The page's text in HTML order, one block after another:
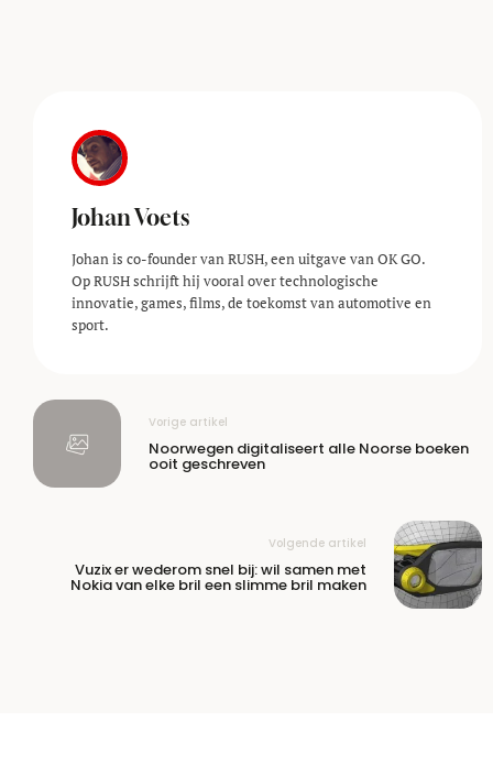
Johan Voets
Johan is co-founder van RUSH, een uitgave van OK GO.
Op RUSH schrijft hij vooral over technologische
innovatie, games, films, de toekomst van automotive en
sport.
Vorige artikel
Noorwegen digitaliseert alle Noorse boeken
ooit geschreven
Volgende artikel
Vuzix er wederom snel bij: wil samen met
Nokia van elke bril een slimme bril maken